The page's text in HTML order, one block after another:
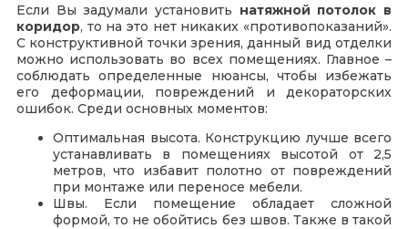
Если Вы задумали установить натяжной потолок в
коридор, то на это нет никаких «противопоказаний».
С конструктивной точки зрения, данный вид отделки
можно использовать во всех помещениях. Главное –
соблюдать определенные нюансы, чтобы избежать
его деформации, повреждений и декораторских
ошибок. Среди основных моментов:
Оптимальная высота. Конструкцию лучше всего
устанавливать в помещениях высотой от 2,5
метров, что избавит полотно от повреждений
при монтаже или переносе мебели.
Швы. Если помещение обладает сложной
формой, то не обойтись без швов. Также в такой